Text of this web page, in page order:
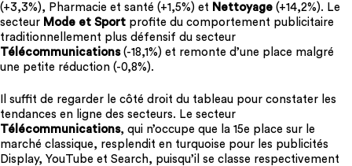
(+3,3%), Pharmacie et santé (+1,5%) et Nettoyage (+14,2%). Le
secteur Mode et Sport profite du comportement publicitaire
traditionnellement plus défensif du secteur
Télécommunications(-18,1%) et remonte d’une place malgré
une petite réduction (-0,8%).
Il suffit de regarder le côté droit du tableau pour constater les
tendances en ligne des secteurs. Le secteur
Télécommunications, qui n’occupe que la 15e place sur le
marché classique, resplendit en turquoise pour les publicités
Display, YouTube et Search, puisqu’il se classe respectivement